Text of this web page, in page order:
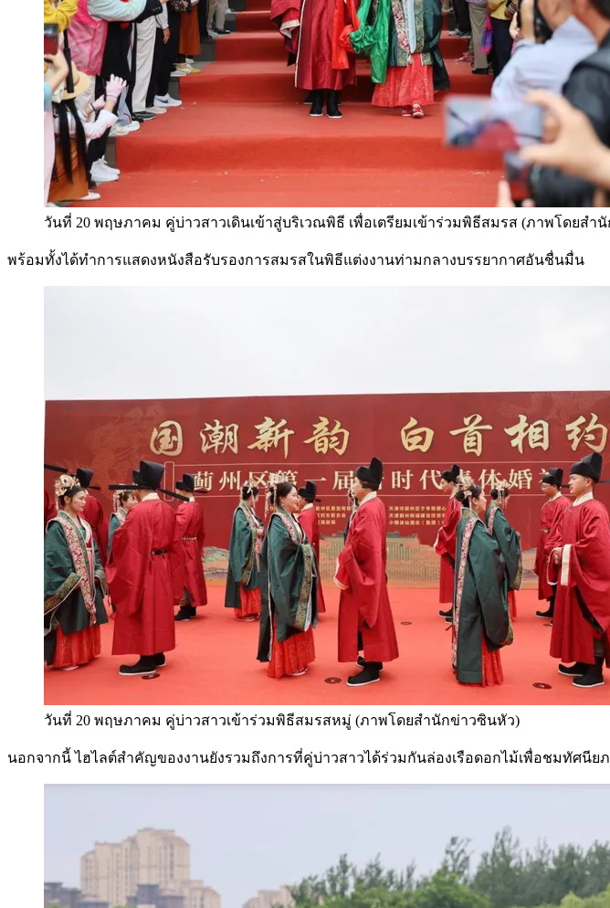
วันที่ 20 พฤษภาคม คู่บ่าวสาวเดินเข้าสู่บริเวณพิธี เพื่อเตรียมเข้าร่วมพิธีสมรส (ภาพโดยสำ
พร้อมทั้งได้ทำการแสดงหนังสือรับรองการสมรสในพิธีแต่งงานท่ามกลางบรรยากาศอันชื่นมื่น
วันที่ 20 พฤษภาคม คู่บ่าวสาวเข้าร่วมพิธีสมรสหมู่ (ภาพโดยสำนักข่าวซินหัว)
นอกจากนี้ ไฮไลต์สำคัญของงานยังรวมถึงการที่คู่บ่าวสาวได้ร่วมกันล่องเรือดอกไม้เพื่อชมทัศนีย